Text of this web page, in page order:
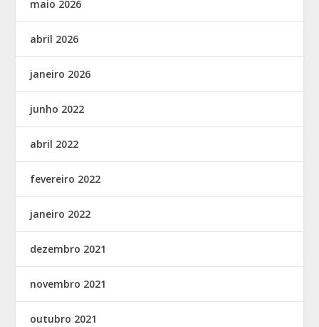
maio 2026
abril 2026
janeiro 2026
junho 2022
abril 2022
fevereiro 2022
janeiro 2022
dezembro 2021
novembro 2021
outubro 2021